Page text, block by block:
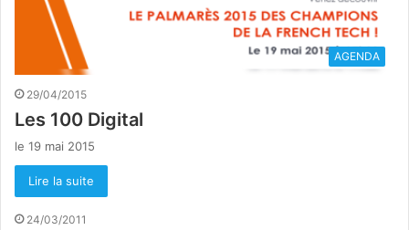
AGENDA
29/04/2015
Les 100 Digital
le 19 mai 2015
Lire la suite
24/03/2011